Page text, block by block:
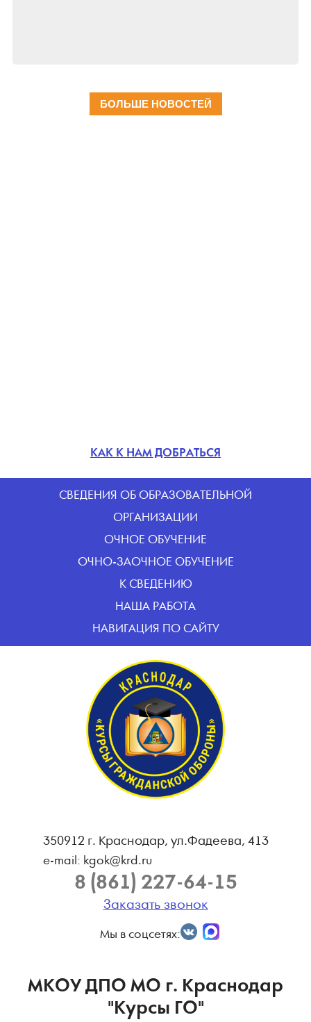
БОЛЬШЕ НОВОСТЕЙ
КАК К НАМ ДОБРАТЬСЯ
CВЕДЕНИЯ ОБ ОБРАЗОВАТЕЛЬНОЙ
ОРГАНИЗАЦИИ
ОЧНОЕ ОБУЧЕНИЕ
ОЧНО-ЗАОЧНОЕ ОБУЧЕНИЕ
К СВЕДЕНИЮ
НАША РАБОТА
НАВИГАЦИЯ ПО САЙТУ
350912 г. Краснодар, ул.Фадеева, 413
e-mail: kgok@krd.ru
8 (861) 227-64-15
Заказать звонок
Мы в соцсетях:
МКОУ ДПО МО г. Краснодар
"Курсы ГО"